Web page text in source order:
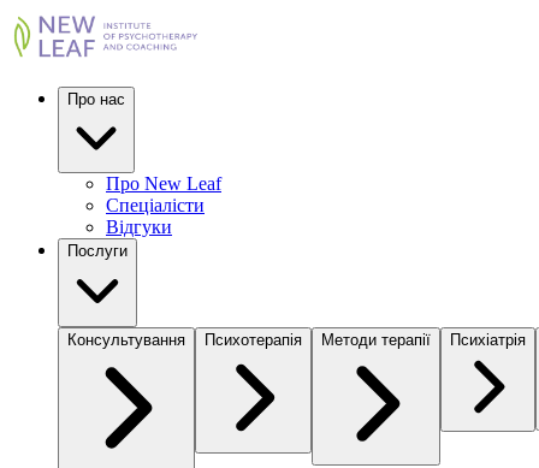
Про нас
Про New Leaf
Спеціалісти
Відгуки
Послуги
Консультування Психотерапія Методи терапії Психіатрія